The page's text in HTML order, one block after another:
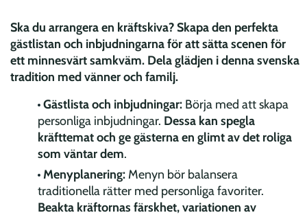
Ska du arrangera en kräftskiva? Skapa den perfekta
gästlistan och inbjudningarna för att sätta scenen för
ett minnesvärt samkväm. Dela glädjen i denna svenska
tradition med vänner och familj.
Gästlista och inbjudningar: Börja med att skapa
personliga inbjudningar. Dessa kan spegla
kräfttemat och ge gästerna en glimt av det roliga
som väntar dem.
Menyplanering: Menyn bör balansera
traditionella rätter med personliga favoriter.
Beakta kräftornas färskhet, variationen av